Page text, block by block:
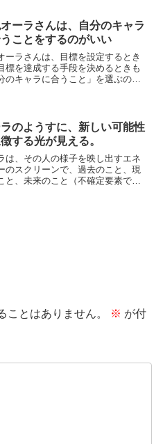
ーラさんは、自分のキャラ
ことをするのがいい
ーラさんは、目標を設定するとき
標を達成する手段を決めるときも
のキャラに合うこと」を選ぶのが
のようすに、新しい可能性
する光が見える。
は、その人の様子を映し出すエネ
のスクリーンで、過去のこと、現
と、未来のこと（不確定要素です
ことはありません。 ※ が付